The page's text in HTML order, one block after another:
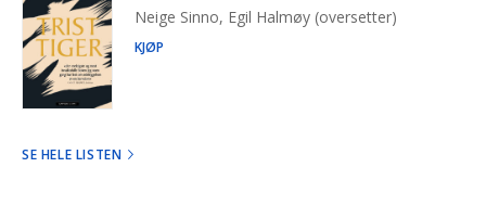
Neige Sinno, Egil Halmøy (oversetter)
KJØP
SE HELE LISTEN